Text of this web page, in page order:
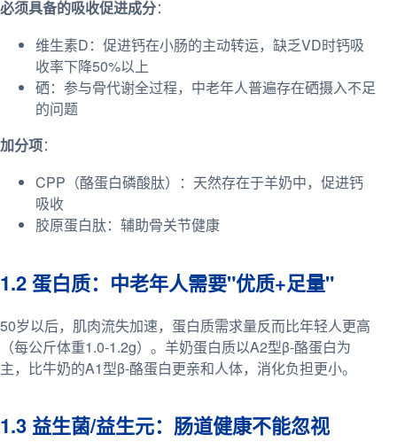
必须具备的吸收促进成分：
维生素D：促进钙在小肠的主动转运，缺乏VD时钙吸
收率下降50%以上
硒：参与骨代谢全过程，中老年人普遍存在硒摄入不足
的问题
加分项：
CPP（酪蛋白磷酸肽）：天然存在于羊奶中，促进钙
吸收
胶原蛋白肽：辅助骨关节健康
1.2 蛋白质：中老年人需要"优质+足量"
50岁以后，肌肉流失加速，蛋白质需求量反而比年轻人更高
（每公斤体重1.0-1.2g）。羊奶蛋白质以A2型β-酪蛋白为
主，比牛奶的A1型β-酪蛋白更亲和人体，消化负担更小。
1.3 益生菌/益生元：肠道健康不能忽视